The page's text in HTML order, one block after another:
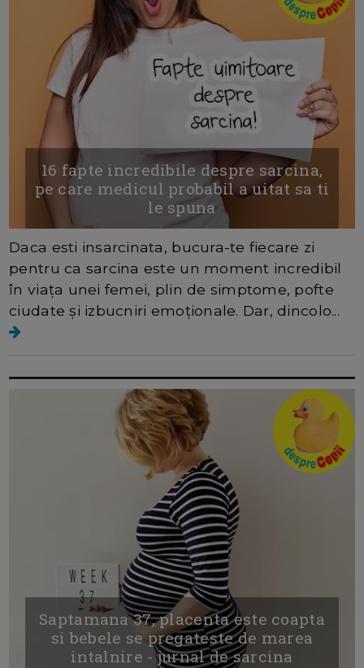
16 fapte incredibile despre sarcina,
pe care medicul probabil a uitat sa ti
le spuna
Daca esti insarcinata, bucura-te fiecare zi
pentru ca sarcina este un moment incredibil
în viața unei femei, plin de simptome, pofte
ciudate și izbucniri emoționale. Dar, dincolo...
Saptamana 37, placenta este coapta
si bebele se pregateste de marea
intalnire - jurnal de sarcina